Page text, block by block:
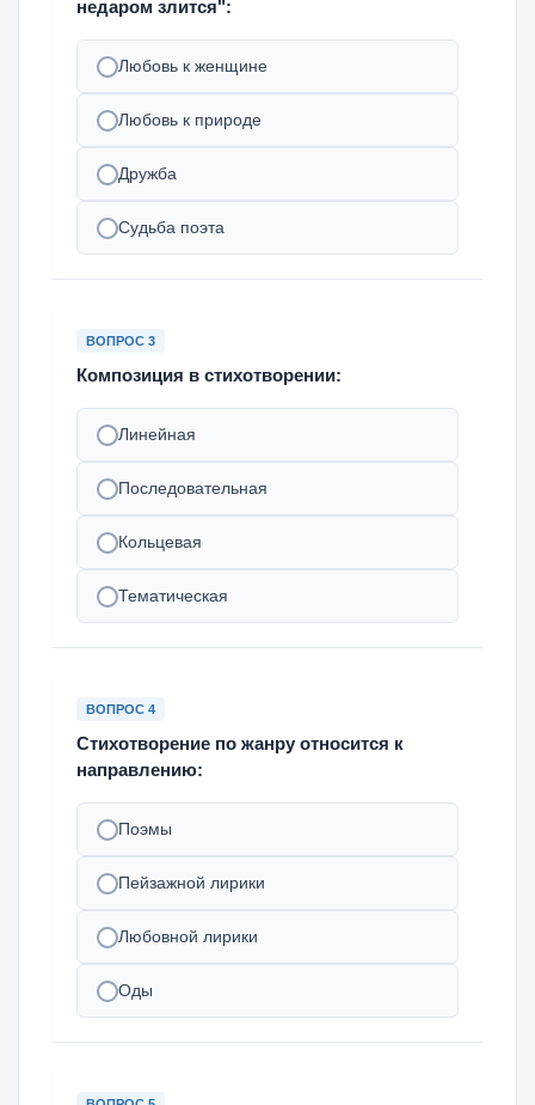
недаром злится":
Любовь к женщине
Любовь к природе
Дружба
Судьба поэта
ВОПРОС 3
Композиция в стихотворении:
Линейная
Последовательная
Кольцевая
Тематическая
ВОПРОС 4
Стихотворение по жанру относится к
направлению:
Поэмы
Пейзажной лирики
Любовной лирики
Оды